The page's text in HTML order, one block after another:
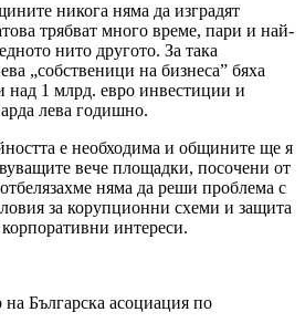
никога няма да изградят
трябват много време, пари и най-
нито другото. За така
„собственици на бизнеса” бяха
над 1 млрд. евро инвестиции и
лева годишно.
е необходима и общините ще я
вече площадки, посочени от
няма да реши проблема с
за корупционни схеми и защита
интереси.
Българска асоциация по